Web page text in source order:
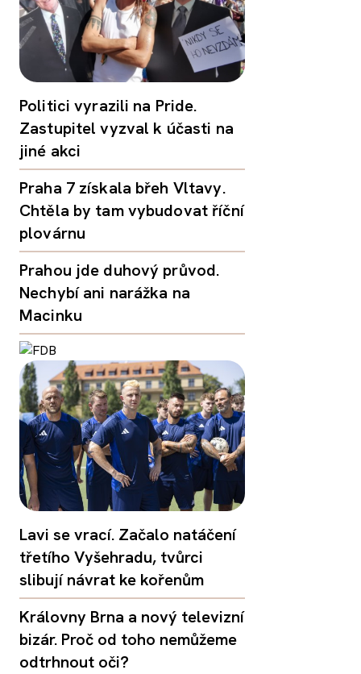
Politici vyrazili na Pride.
Zastupitel vyzval k účasti na
jiné akci
Praha 7 získala břeh Vltavy.
Chtěla by tam vybudovat říční
plovárnu
Prahou jde duhový průvod.
Nechybí ani narážka na
Macinku
Lavi se vrací. Začalo natáčení
třetího Vyšehradu, tvůrci
slibují návrat ke kořenům
Královny Brna a nový televizní
bizár. Proč od toho nemůžeme
odtrhnout oči?